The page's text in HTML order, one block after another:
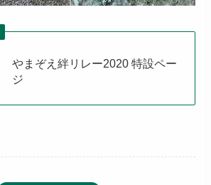
やまぞえ絆リレー2020 特設ペー
ジ